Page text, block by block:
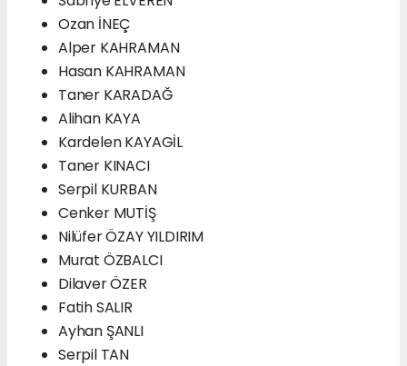
Ozan İNEÇ
Alper KAHRAMAN
Hasan KAHRAMAN
Taner KARADAĞ
Alihan KAYA
Kardelen KAYAGİL
Taner KINACI
Serpil KURBAN
Cenker MUTİŞ
Nilüfer ÖZAY YILDIRIM
Murat ÖZBALCI
Dilaver ÖZER
Fatih SALIR
Ayhan ŞANLI
Serpil TAN